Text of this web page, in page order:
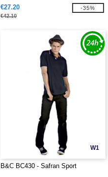
€27.20
€42.10
-35%
W1
B&C BC430 - Safran Sport